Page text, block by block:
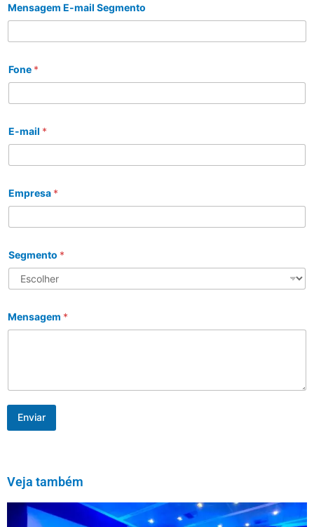
Mensagem E-mail Segmento
Fone *
E-mail *
Empresa *
Segmento *
Mensagem *
Enviar
Veja também